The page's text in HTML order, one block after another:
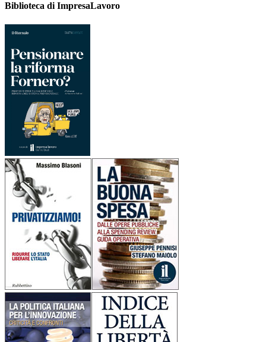
Biblioteca di ImpresaLavoro